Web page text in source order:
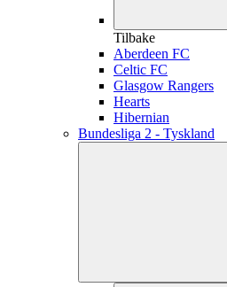
Tilbake
Aberdeen FC
Celtic FC
Glasgow Rangers
Hearts
Hibernian
Bundesliga 2 - Tyskland